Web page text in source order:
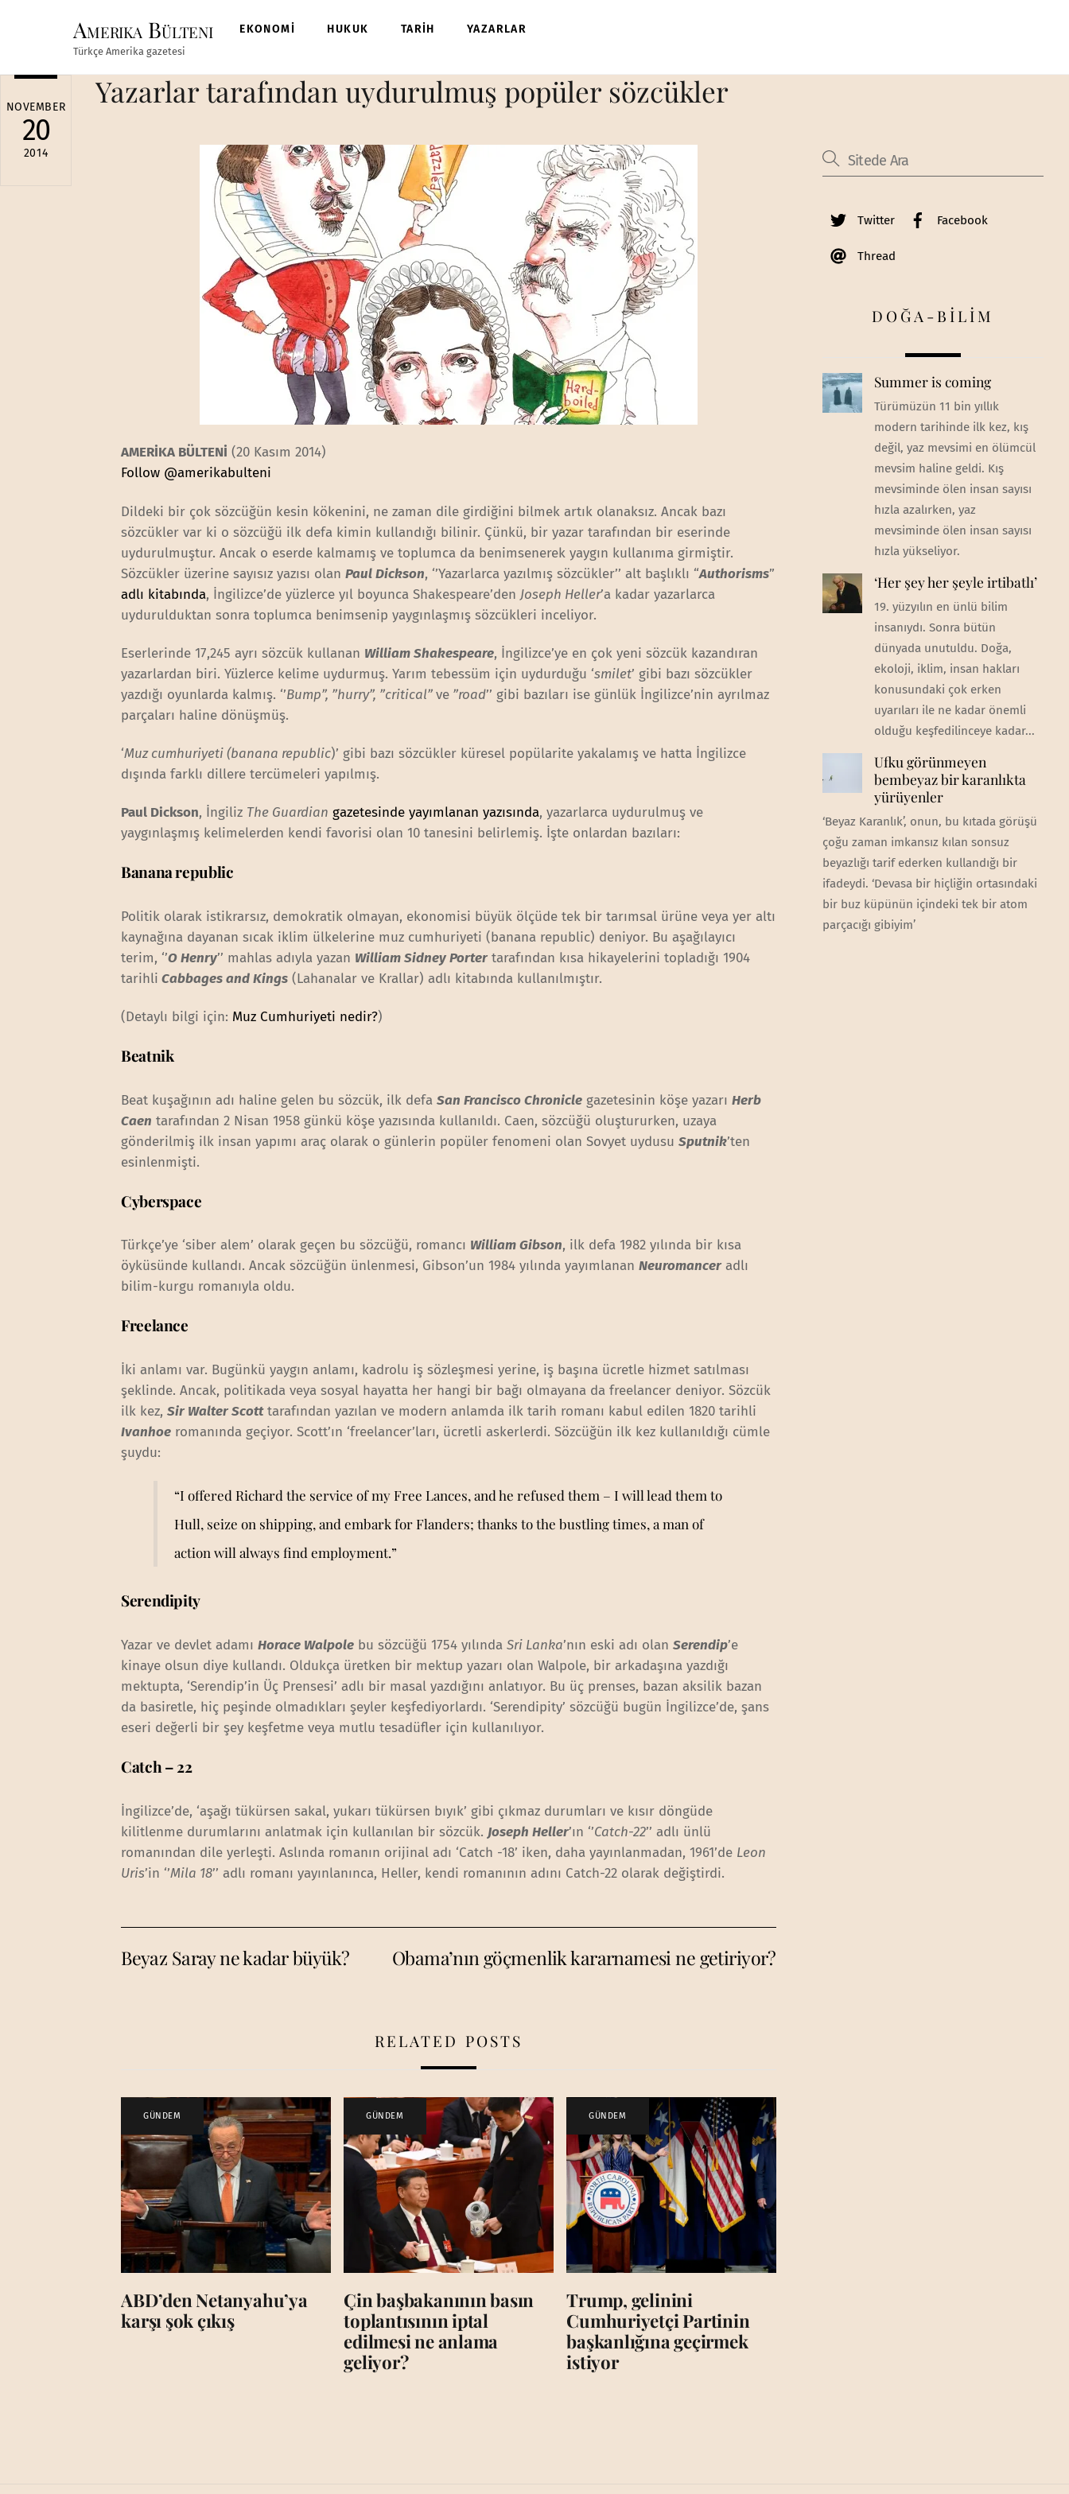
Amerika Bülteni
Türkçe Amerika gazetesi
EKONOMİ HUKUK TARİH YAZARLAR
NOVEMBER
20
2014
Yazarlar tarafından uydurulmuş popüler sözcükler
AMERİKA BÜLTENİ (20 Kasım 2014)
Follow @amerikabulteni
Dildeki bir çok sözcüğün kesin kökenini, ne zaman dile girdiğini bilmek artık olanaksız. Ancak bazı
sözcükler var ki o sözcüğü ilk defa kimin kullandığı bilinir. Çünkü, bir yazar tarafından bir eserinde
uydurulmuştur. Ancak o eserde kalmamış ve toplumca da benimsenerek yaygın kullanıma girmiştir.
Sözcükler üzerine sayısız yazısı olanPaul Dickson, ‘’Yazarlarca yazılmış sözcükler’’ alt başlıklı “Authorisms”
adlı kitabında, İngilizce’de yüzlerce yıl boyunca Shakespeare’den Joseph Heller’a kadar yazarlarca
uydurulduktan sonra toplumca benimsenip yaygınlaşmış sözcükleri inceliyor.
Eserlerinde 17,245 ayrı sözcük kullanan William Shakespeare, İngilizce’ye en çok yeni sözcük kazandıran
yazarlardan biri. Yüzlerce kelime uydurmuş. Yarım tebessüm için uydurduğu ‘smilet’ gibi bazı sözcükler
yazdığı oyunlarda kalmış. ‘’Bump”, ”hurry”, ”critical”ve ”road’’ gibi bazıları ise günlük İngilizce’nin ayrılmaz
parçaları haline dönüşmüş.
‘Muz cumhuriyeti (banana republic)’ gibi bazı sözcükler küresel popülarite yakalamış ve hatta İngilizce
dışında farklı dillere tercümeleri yapılmış.
Paul Dickson, İngiliz The Guardian gazetesinde yayımlanan yazısında, yazarlarca uydurulmuş ve
yaygınlaşmış kelimelerden kendi favorisi olan 10 tanesini belirlemiş. İşte onlardan bazıları:
Banana republic
Politik olarak istikrarsız, demokratik olmayan, ekonomisi büyük ölçüde tek bir tarımsal ürüne veya yer altı
kaynağına dayanan sıcak iklim ülkelerine muz cumhuriyeti (banana republic) deniyor. Bu aşağılayıcı
terim, ‘’O Henry’’ mahlas adıyla yazan William Sidney Portertarafından kısa hikayelerini topladığı 1904
tarihli Cabbages and Kings (Lahanalar ve Krallar) adlı kitabında kullanılmıştır.
(Detaylı bilgi için: Muz Cumhuriyeti nedir?)
Beatnik
Beat kuşağının adı haline gelen bu sözcük, ilk defaSan Francisco Chronicle gazetesinin köşe yazarıHerb
Caen tarafından 2 Nisan 1958 günkü köşe yazısında kullanıldı. Caen, sözcüğü oluştururken, uzaya
gönderilmiş ilk insan yapımı araç olarak o günlerin popüler fenomeni olan Sovyet uydusuSputnik’ten
esinlenmişti.
Cyberspace
Türkçe’ye ‘siber alem’ olarak geçen bu sözcüğü, romancı William Gibson, ilk defa 1982 yılında bir kısa
öyküsünde kullandı. Ancak sözcüğün ünlenmesi, Gibson’un 1984 yılında yayımlananNeuromanceradlı
bilim-kurgu romanıyla oldu.
Freelance
İki anlamı var. Bugünkü yaygın anlamı, kadrolu iş sözleşmesi yerine, iş başına ücretle hizmet satılması
şeklinde. Ancak, politikada veya sosyal hayatta her hangi bir bağı olmayana da freelancer deniyor. Sözcük
ilk kez,Sir Walter Scotttarafından yazılan ve modern anlamda ilk tarih romanı kabul edilen 1820 tarihli
Ivanhoe romanında geçiyor. Scott’ın ‘freelancer’ları, ücretli askerlerdi. Sözcüğün ilk kez kullanıldığı cümle
şuydu:
“I offered Richard the service of my Free Lances, and he refused them – I will lead them to
Hull, seize on shipping, and embark for Flanders; thanks to the bustling times, a man of
action will always find employment.”
Serendipity
Yazar ve devlet adamıHorace Walpole bu sözcüğü 1754 yılındaSri Lanka’nın eski adı olanSerendip’e
kinaye olsun diye kullandı. Oldukça üretken bir mektup yazarı olan Walpole, bir arkadaşına yazdığı
mektupta, ‘Serendip’in Üç Prensesi’ adlı bir masal yazdığını anlatıyor. Bu üç prenses, bazan aksilik bazan
da basiretle, hiç peşinde olmadıkları şeyler keşfediyorlardı. ‘Serendipity’ sözcüğü bugün İngilizce’de, şans
eseri değerli bir şey keşfetme veya mutlu tesadüfler için kullanılıyor.
Catch – 22
İngilizce’de, ‘aşağı tükürsen sakal, yukarı tükürsen bıyık’ gibi çıkmaz durumları ve kısır döngüde
kilitlenme durumlarını anlatmak için kullanılan bir sözcük. Joseph Heller’ın ‘’Catch-22’’ adlı ünlü
romanından dile yerleşti. Aslında romanın orijinal adı ‘Catch -18’ iken, daha yayınlanmadan, 1961’de Leon
Uris’in ‘’Mila 18’’ adlı romanı yayınlanınca, Heller, kendi romanının adını Catch-22 olarak değiştirdi.
Beyaz Saray ne kadar büyük? Obama’nın göçmenlik kararnamesi ne getiriyor?
RELATED POSTS
GÜNDEM
ABD’den Netanyahu’ya
karşı şok çıkış
GÜNDEM
Çin başbakanının basın
toplantısının iptal
edilmesi ne anlama
geliyor?
GÜNDEM
Trump, gelinini
Cumhuriyetçi Partinin
başkanlığına geçirmek
istiyor
Twitter Facebook
Thread
DOĞA-BİLİM
Summer is coming
Türümüzün 11 bin yıllık
modern tarihinde ilk kez, kış
değil, yaz mevsimi en ölümcül
mevsim haline geldi. Kış
mevsiminde ölen insan sayısı
hızla azalırken, yaz
mevsiminde ölen insan sayısı
hızla yükseliyor.
‘Her şey her şeyle irtibatlı’
19. yüzyılın en ünlü bilim
insanıydı. Sonra bütün
dünyada unutuldu. Doğa,
ekoloji, iklim, insan hakları
konusundaki çok erken
uyarıları ile ne kadar önemli
olduğu keşfedilinceye kadar...
Ufku görünmeyen
bembeyaz bir karanlıkta
yürüyenler
‘Beyaz Karanlık’, onun, bu kıtada görüşü
çoğu zaman imkansız kılan sonsuz
beyazlığı tarif ederken kullandığı bir
ifadeydi. ‘Devasa bir hiçliğin ortasındaki
bir buz küpünün içindeki tek bir atom
parçacığı gibiyim’